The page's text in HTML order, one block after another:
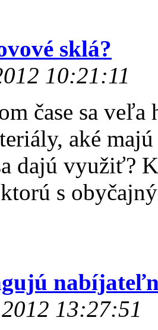
sklá?
10:21:11
čase sa
aké
dajú využiť?
s
13:27:51